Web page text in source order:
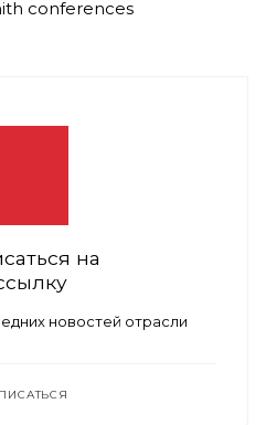
conferences
на
новостей отрасли